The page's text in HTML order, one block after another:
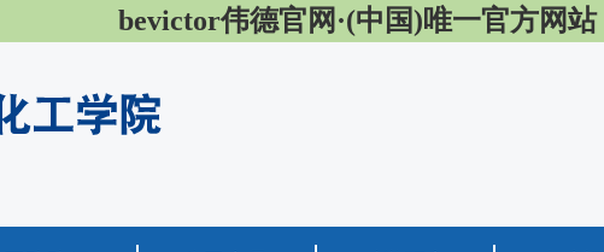
bevictor伟德官网·(中国)唯一官方网站